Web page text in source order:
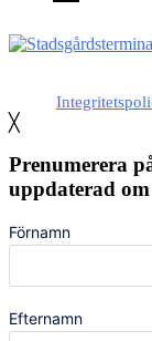
╳
Prenumerera
uppdaterad
Förnamn
Efternamn